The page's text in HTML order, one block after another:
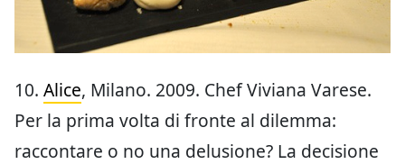
10. Alice, Milano. 2009. Chef Viviana Varese.
Per la prima volta di fronte al dilemma:
raccontare o no una delusione? La decisione